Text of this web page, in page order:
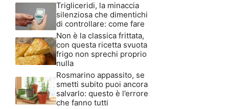
Trigliceridi, la minaccia
silenziosa che dimentichi
di controllare: come fare
Non è la classica frittata,
con questa ricetta svuota
frigo non sprechi proprio
nulla
Rosmarino appassito, se
smetti subito puoi ancora
salvarlo: questo è l’errore
che fanno tutti